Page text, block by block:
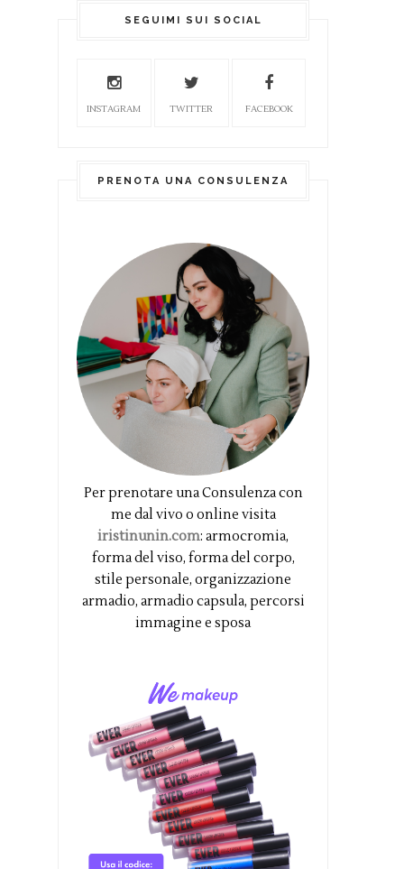
SEGUIMI SUI SOCIAL
INSTAGRAM TWITTER FACEBOOK
PRENOTA UNA CONSULENZA
Per prenotare una Consulenza con
me dal vivo o online visita
iristinunin.com: armocromia,
forma del viso, forma del corpo,
stile personale, organizzazione
armadio, armadio capsula, percorsi
immagine e sposa